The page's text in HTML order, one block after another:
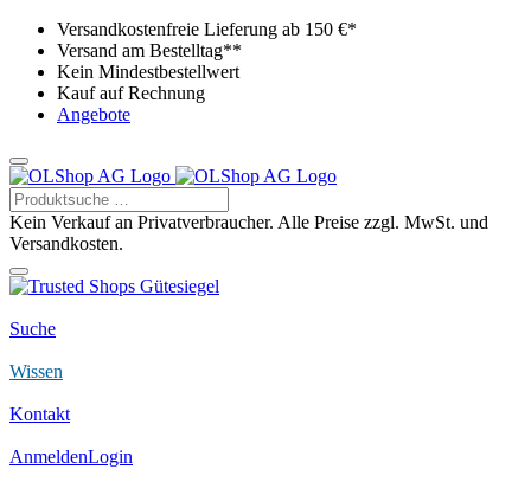
Versandkostenfreie Lieferung ab 150 €*
Versand am Bestelltag**
Kein Mindestbestellwert
Kauf auf Rechnung
Angebote
Kein Verkauf an Privatverbraucher. Alle Preise zzgl. MwSt. und
Versandkosten.
Suche
Wissen
Kontakt
AnmeldenLogin